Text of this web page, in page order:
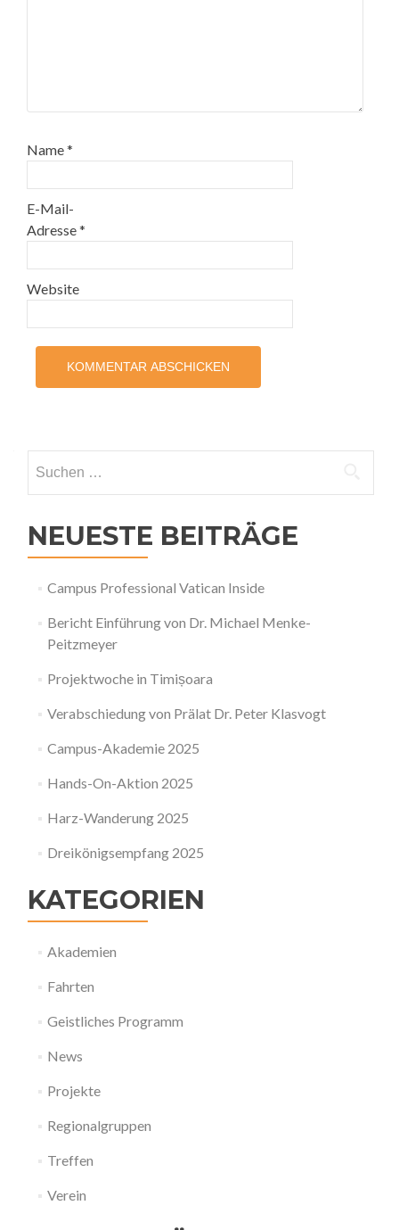
Name*
E-Mail-
Adresse*
Website
nach:
NEUESTE BEITRÄGE
Campus Professional Vatican Inside
Bericht Einführung von Dr. Michael Menke-
Peitzmeyer
Projektwoche in Timișoara
Verabschiedung von Prälat Dr. Peter Klasvogt
Campus-Akademie 2025
Hands-On-Aktion 2025
Harz-Wanderung 2025
Dreikönigsempfang 2025
KATEGORIEN
Akademien
Fahrten
Geistliches Programm
News
Projekte
Regionalgruppen
Treffen
Verein